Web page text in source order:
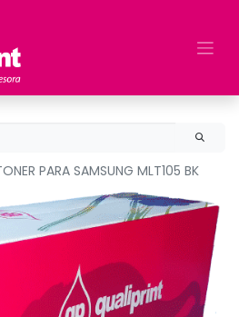
PARA SAMSUNG MLT105 BK